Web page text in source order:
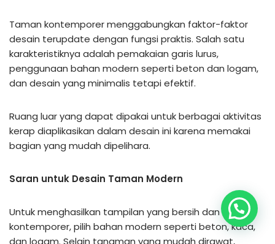
Taman kontemporer menggabungkan faktor-faktor
desain terupdate dengan fungsi praktis. Salah satu
karakteristiknya adalah pemakaian garis lurus,
penggunaan bahan modern seperti beton dan logam,
dan desain yang minimalis tetapi efektif.
Ruang luar yang dapat dipakai untuk berbagai aktivitas
kerap diaplikasikan dalam desain ini karena memakai
bagian yang mudah dipelihara.
Saran untuk Desain Taman Modern
Untuk menghasilkan tampilan yang bersih dan
kontemporer, pilih bahan modern seperti beton, kaca,
dan logam. Selain tanaman yang mudah dirawat,